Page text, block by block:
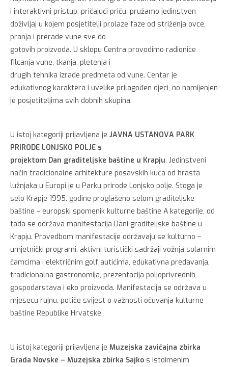
i interaktivni pristup, pričajući priču, pružamo jedinstven
doživljaj u kojem posjetitelji prolaze faze od striženja ovce,
pranja i prerade vune sve do
gotovih proizvoda. U sklopu Centra provodimo radionice
filcanja vune, tkanja, pletenja i
drugih tehnika izrade predmeta od vune. Centar je
edukativnog karaktera i uvelike prilagođen djeci, no namijenjen
je posjetiteljima svih dobnih skupina.
U istoj kategoriji prijavljena je JAVNA USTANOVA PARK
PRIRODE LONJSKO POLJE s
projektom Dan graditeljske baštine u Krapju. Jedinstveni
način tradicionalne arhitekture posavskih kuća od hrasta
lužnjaka u Europi je u Parku prirode Lonjsko polje. Stoga je
selo Krapje 1995. godine proglašeno selom graditeljske
baštine – europski spomenik kulturne baštine A kategorije, od
tada se održava manifestacija Dani graditeljske baštine u
Krapju. Provedbom manifestacije održavaju se kulturno –
umjetnički programi, aktivni turistički sadržaji vožnja solarnim
čamcima i električnim golf autićima, edukativna predavanja,
tradicionalna gastronomija, prezentacija poljoprivrednih
gospodarstava i eko proizvoda. Manifestacija se održava u
mjesecu rujnu, potiče svijest o važnosti očuvanja kulturne
baštine Republike Hrvatske.
U istoj kategoriji prijavljena je Muzejska zavičajna zbirka
Grada Novske – Muzejska zbirka Sajko s istoimenim